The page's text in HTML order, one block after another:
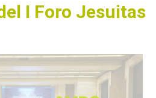
I Foro Jesuitas